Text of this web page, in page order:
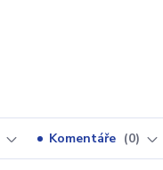
Komentáře 0